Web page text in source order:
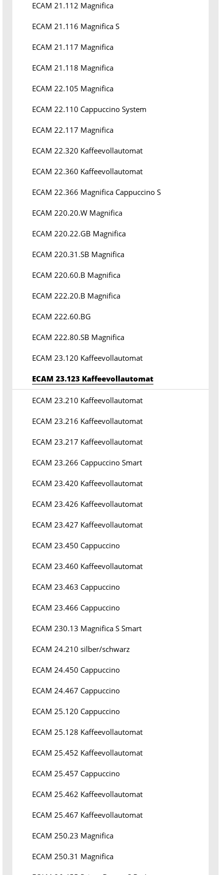
ECAM 21.112 Magnifica
ECAM 21.116 Magnifica S
ECAM 21.117 Magnifica
ECAM 21.118 Magnifica
ECAM 22.105 Magnifica
ECAM 22.110 Cappuccino System
ECAM 22.117 Magnifica
ECAM 22.320 Kaffeevollautomat
ECAM 22.360 Kaffeevollautomat
ECAM 22.366 Magnifica Cappuccino S
ECAM 220.20.W Magnifica
ECAM 220.22.GB Magnifica
ECAM 220.31.SB Magnifica
ECAM 220.60.B Magnifica
ECAM 222.20.B Magnifica
ECAM 222.60.BG
ECAM 222.80.SB Magnifica
ECAM 23.120 Kaffeevollautomat
ECAM 23.123 Kaffeevollautomat
ECAM 23.210 Kaffeevollautomat
ECAM 23.216 Kaffeevollautomat
ECAM 23.217 Kaffeevollautomat
ECAM 23.266 Cappuccino Smart
ECAM 23.420 Kaffeevollautomat
ECAM 23.426 Kaffeevollautomat
ECAM 23.427 Kaffeevollautomat
ECAM 23.450 Cappuccino
ECAM 23.460 Kaffeevollautomat
ECAM 23.463 Cappuccino
ECAM 23.466 Cappuccino
ECAM 230.13 Magnifica S Smart
ECAM 24.210 silber/schwarz
ECAM 24.450 Cappuccino
ECAM 24.467 Cappuccino
ECAM 25.120 Cappuccino
ECAM 25.128 Kaffeevollautomat
ECAM 25.452 Kaffeevollautomat
ECAM 25.457 Cappuccino
ECAM 25.462 Kaffeevollautomat
ECAM 25.467 Kaffeevollautomat
ECAM 250.23 Magnifica
ECAM 250.31 Magnifica